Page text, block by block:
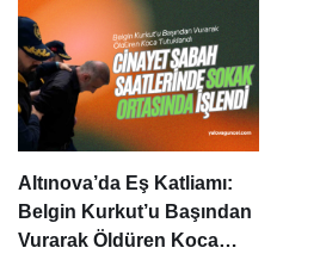
Altınova’da Eş Katliamı:
Belgin Kurkut’u Başından
Vurarak Öldüren Koca